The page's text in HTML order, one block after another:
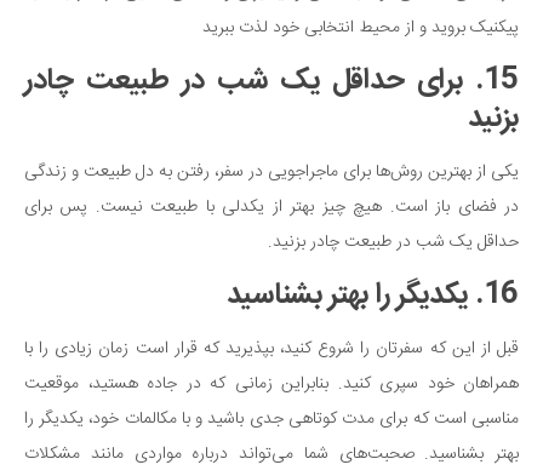
پیکنیک بروید و از محیط انتخابی خود لذت ببرید
15. برای حداقل یک شب در طبیعت چادر
بزنید
یکی از بهترین روش‌ها برای ماجراجویی در سفر، رفتن به دل طبیعت و زندگی
در فضای باز است. هیچ چیز بهتر از یکدلی با طبیعت نیست. پس برای
حداقل یک شب در طبیعت چادر بزنید.
16. یکدیگر را بهتر بشناسید
قبل از این که سفرتان را شروع کنید، بپذیرید که قرار است زمان زیادی را با
همراهان خود سپری کنید. بنابراین زمانی که در جاده هستید، موقعیت
مناسبی است که برای مدت کوتاهی جدی باشید و با مکالمات خود، یکدیگر را
بهتر بشناسید. صحبت‌های شما می‌تواند درباره مواردی مانند مشکلات